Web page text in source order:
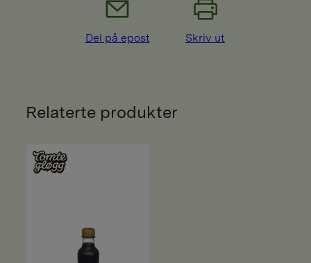
Del på epost Skriv ut
Relaterte produkter